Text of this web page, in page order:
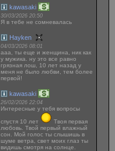
kawasaki
30/03/2026 20:50
Я в тебе не сомневалась
Hayken
04/03/2026 08:01
ааа, ты еще и женщина, ник как
у мужика. ну это все равно
грязная лош, 10 лет назад у
меня не было любви, тем более
первой!
kawasaki
26/02/2026 22:04
Интересные у тебя вопросы
спустя 10 лет
Твоя первая
любовь. Твой первый влажный
сон. Мой голос ты слышишь в
шуме ветра, свет моих глаз ты
видишь смотря на солнце.